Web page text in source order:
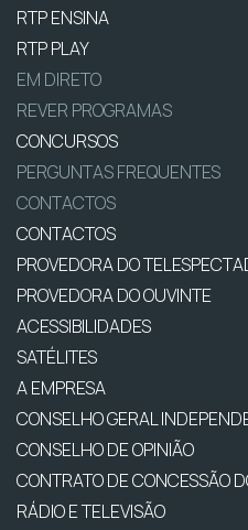
RTP ENSINA
RTP PLAY
EM DIRETO
REVER PROGRAMAS
CONCURSOS
PERGUNTAS FREQUENTES
CONTACTOS
CONTACTOS
PROVEDORA DO
PROVEDORA DO OUVINTE
ACESSIBILIDADES
SATÉLITES
A EMPRESA
CONSELHO GERAL
CONSELHO DE OPINIÃO
CONTRATO DE CONCESSÃO
RÁDIO E TELEVISÃO